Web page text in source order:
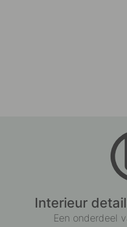
Interieur
Een onderdeel